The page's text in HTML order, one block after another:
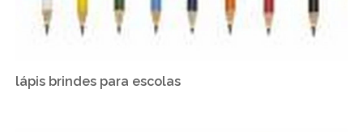
lápis brindes para escolas